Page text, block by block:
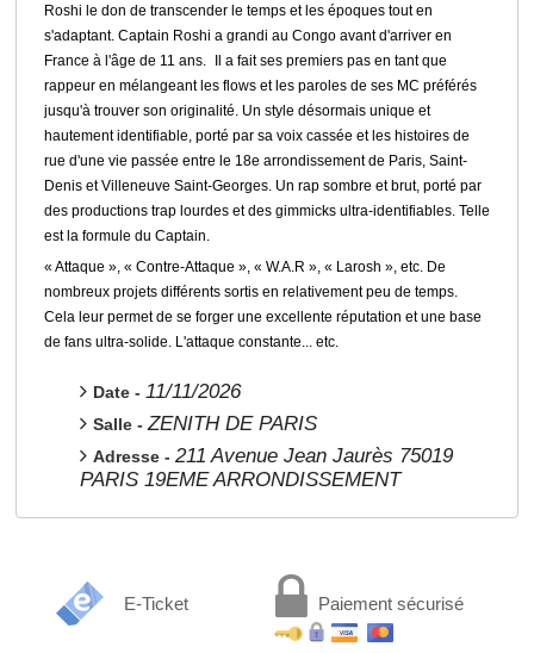
Roshi le don de transcender le temps et les époques tout en
s'adaptant. Captain Roshi a grandi au Congo avant d'arriver en
France à l'âge de 11 ans. Il a fait ses premiers pas en tant que
rappeur en mélangeant les flows et les paroles de ses MC préférés
jusqu'à trouver son originalité. Un style désormais unique et
hautement identifiable, porté par sa voix cassée et les histoires de
rue d'une vie passée entre le 18e arrondissement de Paris, Saint-
Denis et Villeneuve Saint-Georges. Un rap sombre et brut, porté par
des productions trap lourdes et des gimmicks ultra-identifiables. Telle
est la formule du Captain.
« Attaque », « Contre-Attaque », « W.A.R », « Larosh », etc. De
nombreux projets différents sortis en relativement peu de temps.
Cela leur permet de se forger une excellente réputation et une base
de fans ultra-solide. L'attaque constante... etc.
Date - 11/11/2026
Salle - ZENITH DE PARIS
Adresse - 211 Avenue Jean Jaurès 75019
PARIS 19EME ARRONDISSEMENT
E-Ticket Paiement sécurisé